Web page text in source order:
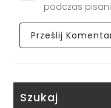
podczas
Szukaj